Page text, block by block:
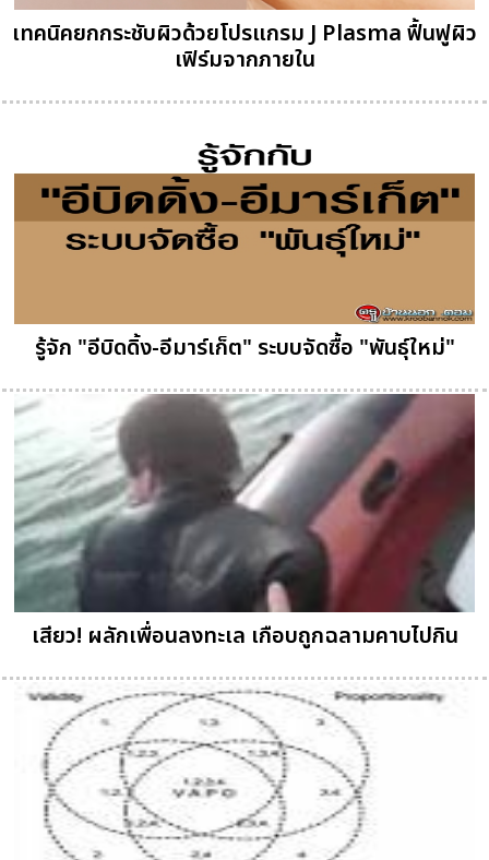
เทคนิคยกกระชับผิวด้วยโปรแกรม J Plasma ฟื้นฟูผิว
เฟิร์มจากภายใน
รู้จัก "อีบิดดิ้ง-อีมาร์เก็ต" ระบบจัดซื้อ "พันธุ์ใหม่"
เสียว! ผลักเพื่อนลงทะเล เกือบถูกฉลามคาบไปกิน